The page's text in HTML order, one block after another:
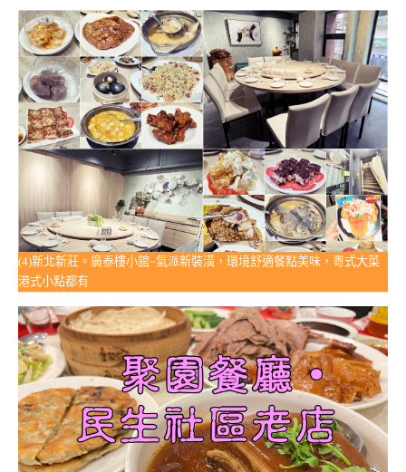
(4)新北新莊。廣泰樓小館~氣派新裝潢，環境舒適餐點美味，粵式大菜
港式小點都有